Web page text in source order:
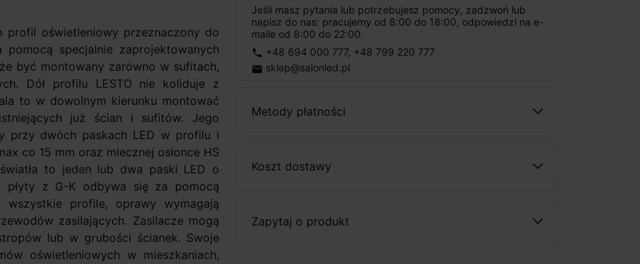
Jeśli masz pytania lub potrzebujesz pomocy, zadzwoń lub
napisz do nas: pracujemy od 8:00 do 18:00, odpowiedzi na e-
maile od 8:00 do 22:00.
phone +48 694 000 777, +48 799 220 777
email sklep@salonled.pl
Metody płatności
Koszt dostawy
Zapytaj o produkt
oświetleniowy przeznaczony do
specjalnie zaprojektowanych
być montowany zarówno w sufitach,
Dół profilu LESTO nie koliduje z
to w dowolnym kierunku montować
już ścian i sufitów. Jego
przy dwóch paskach LED w profilu i
co 15 mm oraz mlecznej osłonce HS
to jeden lub dwa paski LED o
płyty z G-K odbywa się za pomocą
wszystkie profile, oprawy wymagają
zasilających. Zasilacze mogą
lub w grubości ścianek. Swoje
oświetleniowych w mieszkaniach,